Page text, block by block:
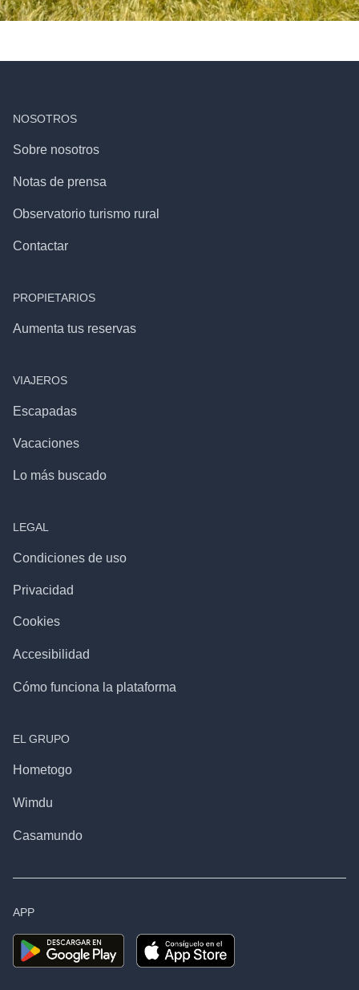
NOSOTROS
Sobre nosotros
Notas de prensa
Observatorio turismo rural
Contactar
PROPIETARIOS
Aumenta tus reservas
VIAJEROS
Escapadas
Vacaciones
Lo más buscado
LEGAL
Condiciones de uso
Privacidad
Cookies
Accesibilidad
Cómo funciona la plataforma
EL GRUPO
Hometogo
Wimdu
Casamundo
APP